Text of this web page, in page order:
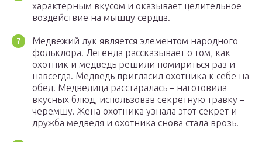
характерным вкусом и оказывает целительное
воздействие на мышцу сердца.
Медвежий лук является элементом народного
фольклора. Легенда рассказывает о том, как
охотник и медведь решили помириться раз и
навсегда. Медведь пригласил охотника к себе на
обед. Медведица расстаралась – наготовила
вкусных блюд, использовав секретную травку –
черемшу. Жена охотника узнала этот секрет и
дружба медведя и охотника снова стала врозь.